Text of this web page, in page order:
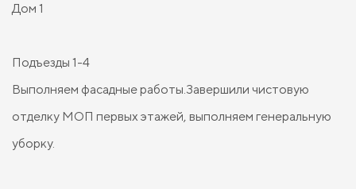
Дом 1
Подъезды 1-4
Выполняем фасадные работы.Завершили чистовую
отделку МОП первых этажей, выполняем генеральную
уборку.